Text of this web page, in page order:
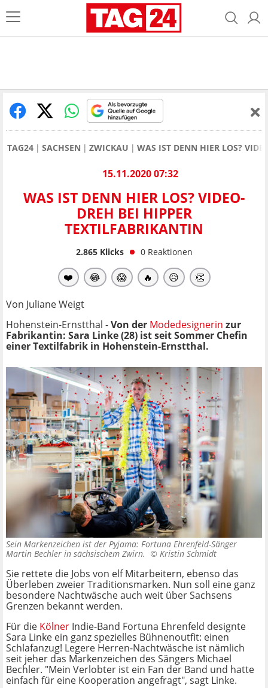
TAG24 SACHSEN ZWICKAU WAS IST DENN HIER LOS?
15.11.2020 07:32
WAS IST DENN HIER LOS? VIDEO-
DREH BEI HIPPER
TEXTILFABRIKANTIN
2.865Klicks 0 Reaktionen
❤️ 😂 😱 🔥 😥 👏
Von Juliane Weigt
Hohenstein-Ernstthal -Von der Modedesignerin zur
Fabrikantin: Sara Linke (28) ist seit Sommer Chefin
einer Textilfabrik in Hohenstein-Ernstthal.
Sein Markenzeichen ist der Pyjama: Fortuna Ehrenfeld-Sänger
Martin Bechler in sächsischem Zwirn. © Kristin Schmidt
Sie rettete die Jobs von elf Mitarbeitern, ebenso das
Überleben zweier Traditionsmarken. Nun soll eine ganz
besondere Nachtwäsche auch weit über Sachsens
Grenzen bekannt werden.
Für die Kölner Indie-Band Fortuna Ehrenfeld designte
Sara Linke ein ganz spezielles Bühnenoutfit: einen
Schlafanzug! Legere Herren-Nachtwäsche ist nämlich
seit jeher das Markenzeichen des Sängers Michael
Bechler. "Mein Verlobter ist ein Fan der Band und hatte
einfach für eine Kooperation angefragt", sagt Linke.